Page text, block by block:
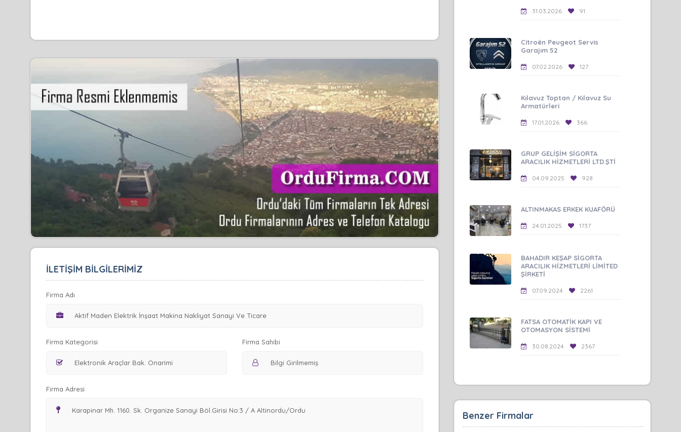
İLETİŞİM BİLGİLERİMİZ
Firma Adı
Firma Kategorisi Firma Sahibi
Firma Adresi
31.03.2026 91
Citroën Peugeot Servis
Garajım 52
07.02.2026 127
Kılavuz Toptan / Kılavuz Su
Armatürleri
17.01.2026 366
GRUP GELİŞİM SİGORTA
ARACILIK HİZMETLERİ LTD.ŞTİ
04.09.2025 928
ALTINMAKAS ERKEK KUAFÖRÜ
24.01.2025 1737
BAHADIR KEŞAP SİGORTA
ARACILIK HİZMETLERİ LİMİTED
ŞİRKETİ
07.09.2024 2261
FATSA OTOMATİK KAPI VE
OTOMASYON SİSTEMİ
30.08.2024 2367
Benzer Firmalar